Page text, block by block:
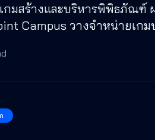
กมสร้างและบริหารพิพิธภัณฑ์
Campus วางจำหน่ายเก